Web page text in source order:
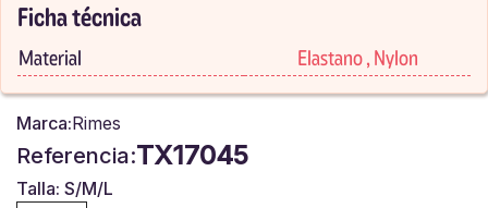
Ficha técnica
Material Elastano , Nylon
Marca:Rimes
Referencia:TX17045
Talla: S/M/L